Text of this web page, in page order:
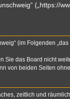
(„https://
(im Folgenden
das Board nicht
von beiden Seiten
zeitlich und